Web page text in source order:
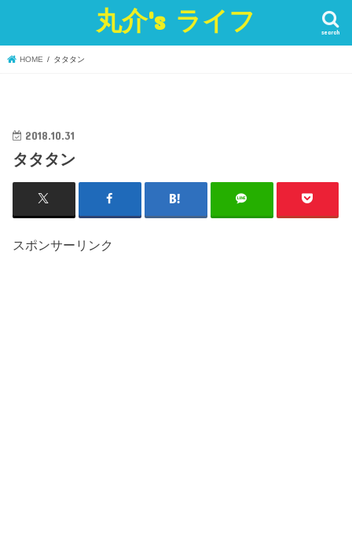
丸介's ライフ search
HOME タタタン
2018.10.31
タタタン
スポンサーリンク